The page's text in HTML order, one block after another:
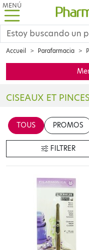
MENÚ
Accueil Parafarmacia
CISEAUX ET PINCES
TOUS
PROMOS
FILTRER